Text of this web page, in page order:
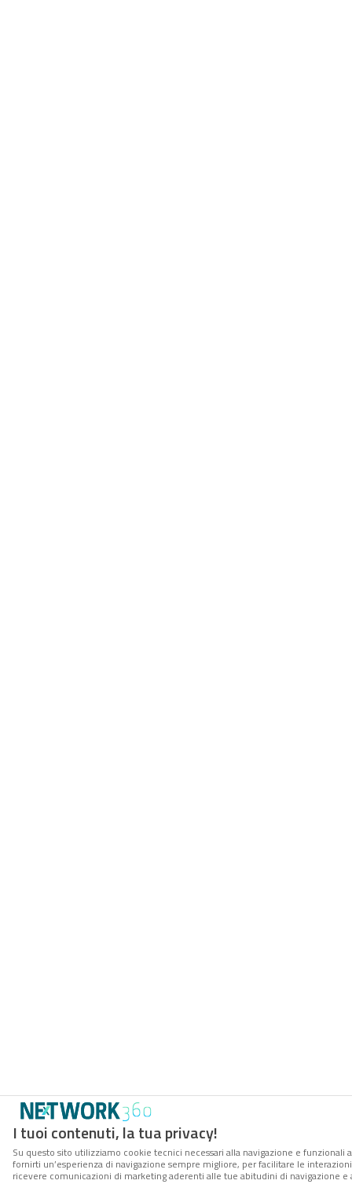
I tuoi contenuti, la tua privacy!
Su questo sito utilizziamo cookie tecnici necessari alla navigazione e
fornirti un’esperienza di navigazione sempre migliore, per facilitare le
ricevere comunicazioni di marketing aderenti alle tue abitudini di navigazione e